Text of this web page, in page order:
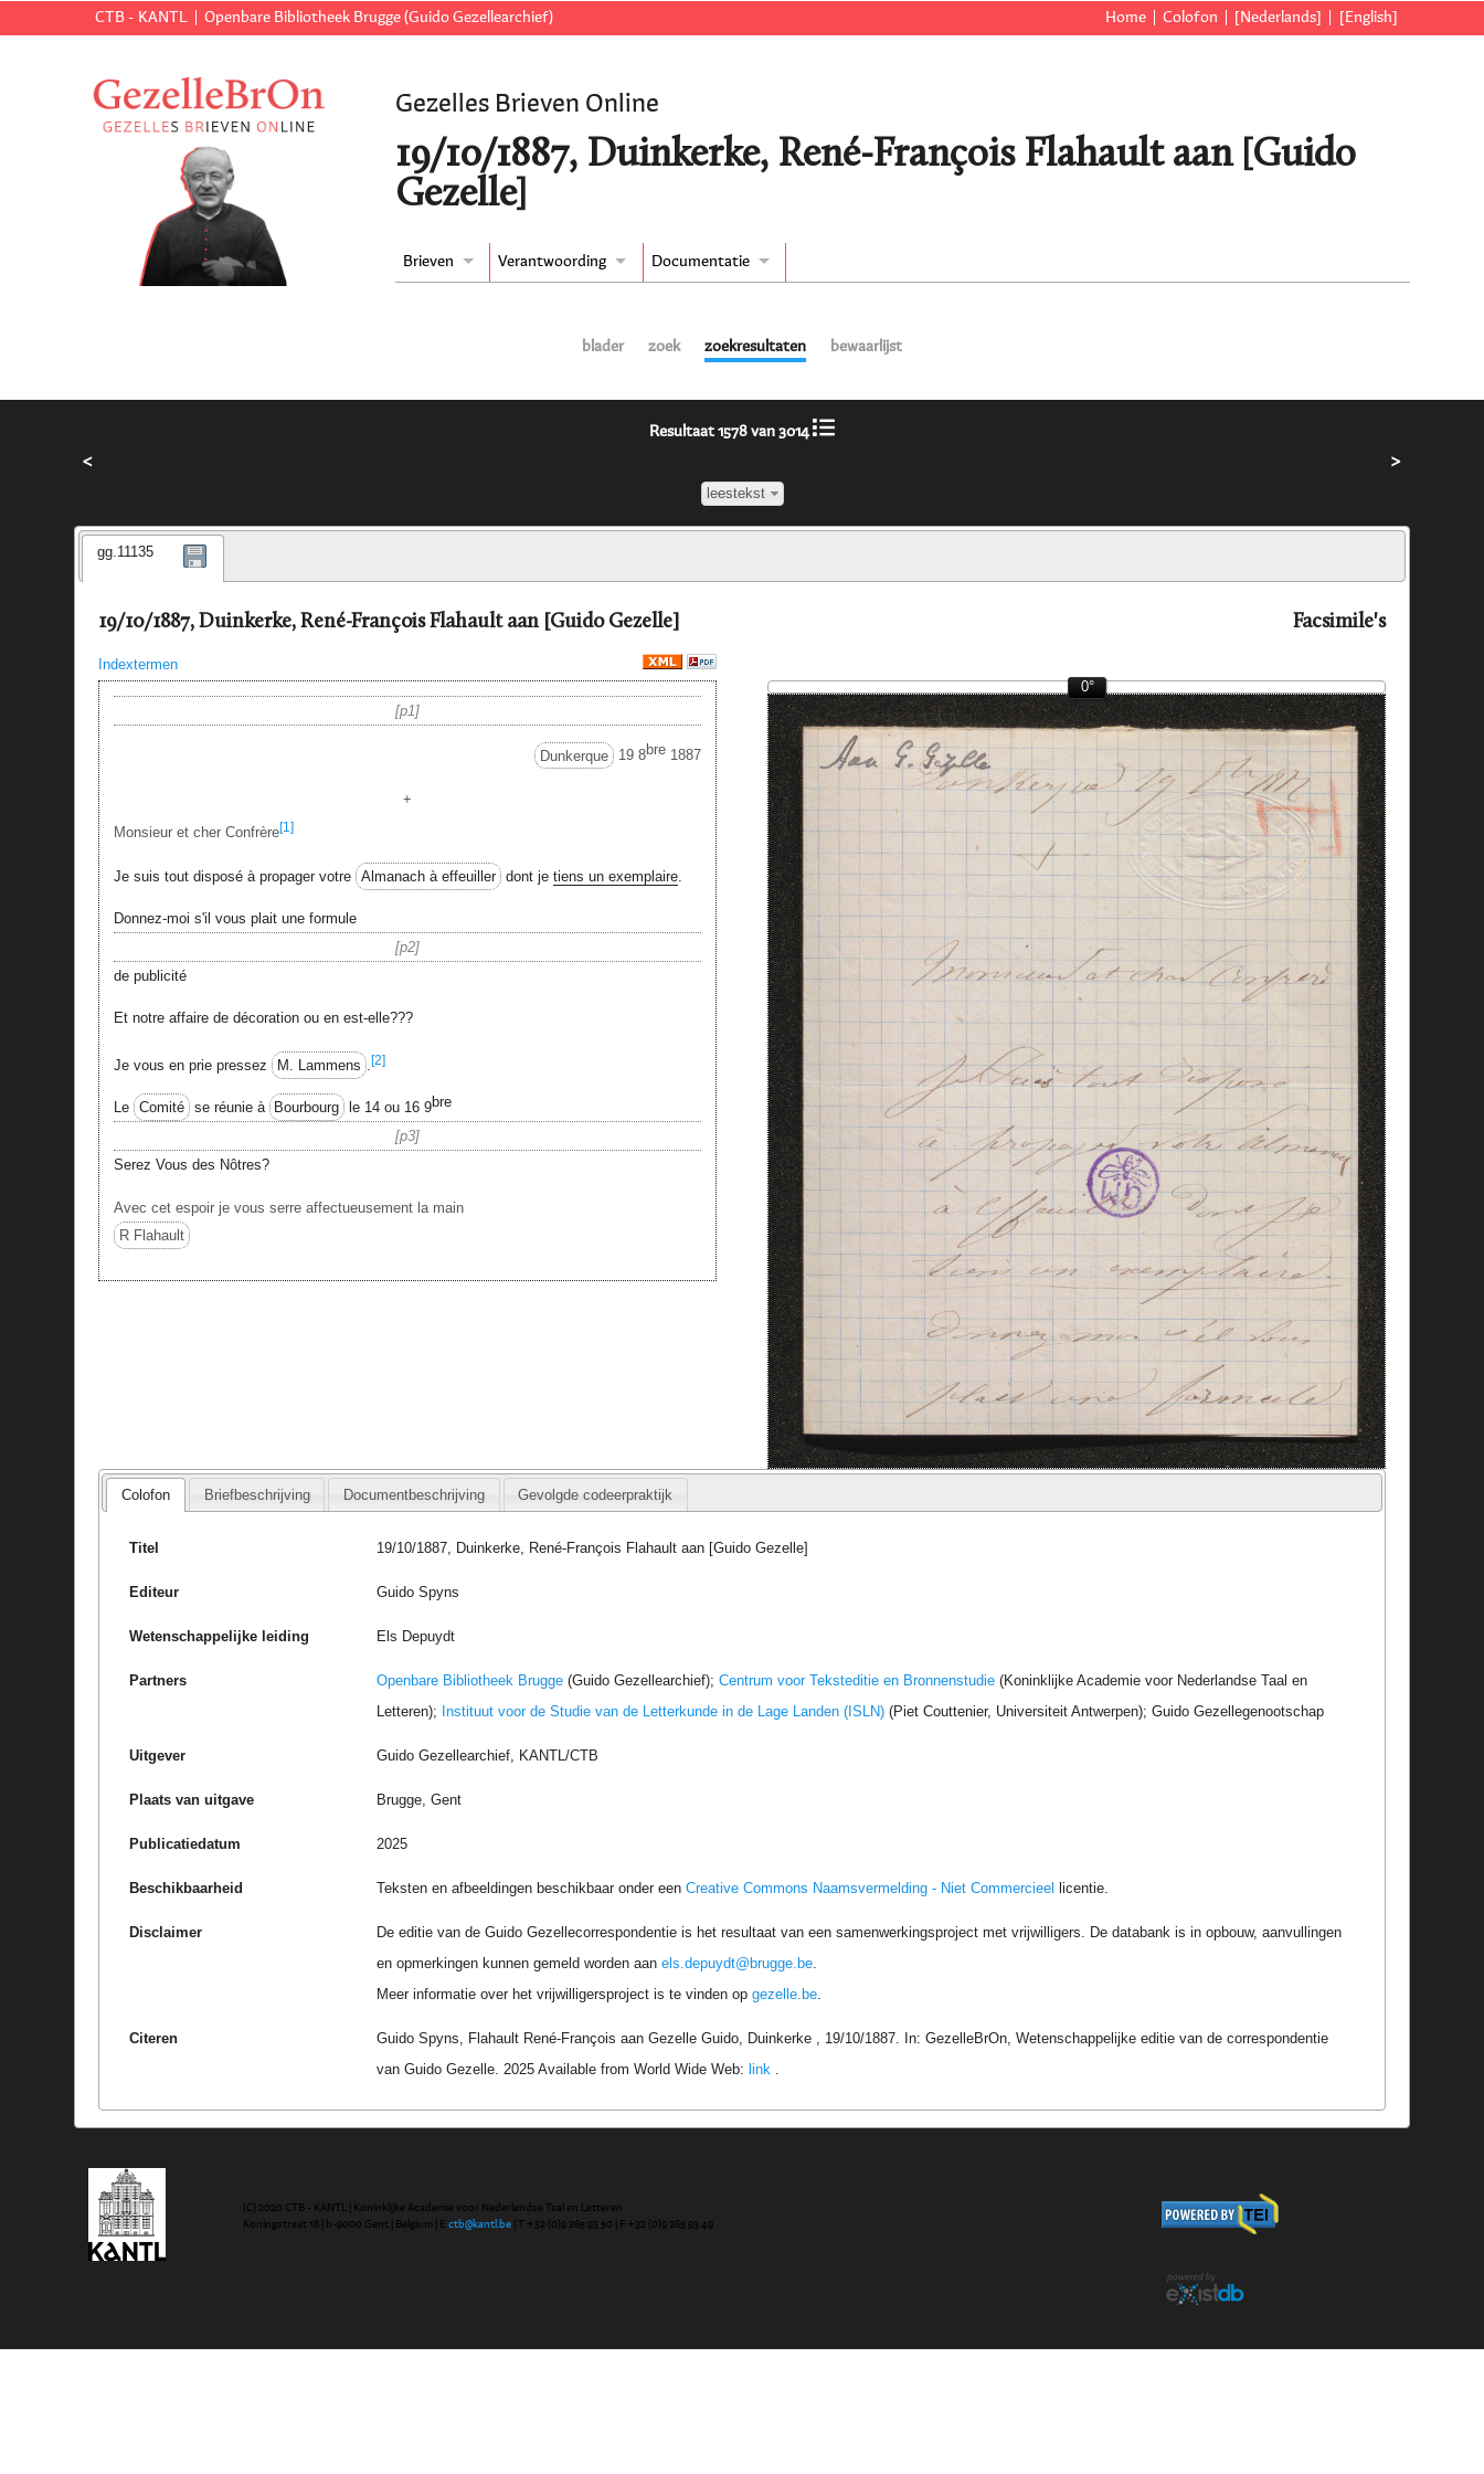
CTB - KANTL Openbare Bibliotheek Brugge (Guido Gezellearchief) Home Colofon [Nederlands] [English]
Gezelles Brieven Online
19/10/1887, Duinkerke, René-François Flahault aan [Guido
Gezelle]
Brieven Verantwoording Documentatie
blader zoek zoekresultaten bewaarlijst
<
Resultaat 1578 van 3014
leestekst
>
gg.11135
19/10/1887, Duinkerke, René-François Flahault aan [Guido Gezelle]
Indextermen
Facsimile's
p1
Dunkerque 19 8bre1887
+
Monsieur et cher Confrère[1]
Je suis tout disposé à propager votre Almanach à effeuiller dont je tiens un exemplaire.
Donnez-moi s'il vous plait une formule
p2
de publicité
Et notre affaire de décoration ou en est-elle???
Je vous en prie pressez M. Lammens . [2]
Le Comité se réunie à Bourbourg le 14 ou 16 9bre
p3
Serez Vous des Nôtres?
Avec cet espoir je vous serre affectueusement la main
R Flahault
0°
Colofon Briefbeschrijving Documentbeschrijving Gevolgde codeerpraktijk
Titel 19/10/1887, Duinkerke, René-François Flahault aan [Guido Gezelle]
Editeur Guido Spyns
Wetenschappelijke leiding Els Depuydt
Partners Openbare Bibliotheek Brugge (Guido Gezellearchief);Centrum voor Teksteditie en Bronnenstudie (Koninklijke Academie voor Nederlandse Taal en
Letteren); Instituut voor de Studie van de Letterkunde in de Lage Landen (ISLN) (Piet Couttenier, Universiteit Antwerpen); Guido Gezellegenootschap
Uitgever Guido Gezellearchief, KANTL/CTB
Plaats van uitgave Brugge, Gent
Publicatiedatum 2025
Beschikbaarheid Teksten en afbeeldingen beschikbaar onder eenCreative Commons Naamsvermelding - Niet Commercieel licentie.
Disclaimer
De editie van de Guido Gezellecorrespondentie is het resultaat van een samenwerkingsproject met vrijwilligers. De databank is in opbouw, aanvullingen
en opmerkingen kunnen gemeld worden aanels.depuydt@brugge.be.
Meer informatie over het vrijwilligersproject is te vinden opgezelle.be.
Citeren
Guido Spyns, Flahault René-François aan Gezelle Guido, Duinkerke , 19/10/1887. In: GezelleBrOn, Wetenschappelijke editie van de correspondentie
van Guido Gezelle. 2025 Available from World Wide Web: link .
(C) 2020 CTB - KANTL | Koninklijke Academie voor Nederlandse Taal en Letteren
Koningstraat 18 | b-9000 Gent | Belgium | Ectb@kantl.be | T +32 (0)9 265 93 50 | F +32 (0)9 265 93 49